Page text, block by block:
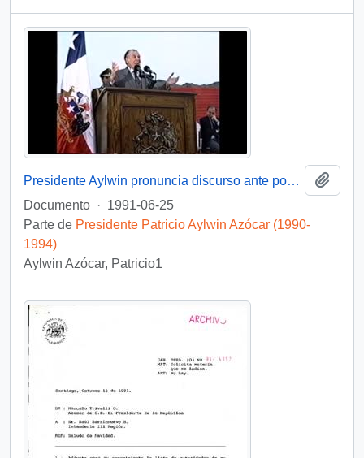
Presidente Aylwin pronuncia discurso ante pobladores de la Tercera Región: video
Documento · 1991-06-25
Parte de Presidente Patricio Aylwin Azócar (1990-
1994)
Aylwin Azócar, Patricio1